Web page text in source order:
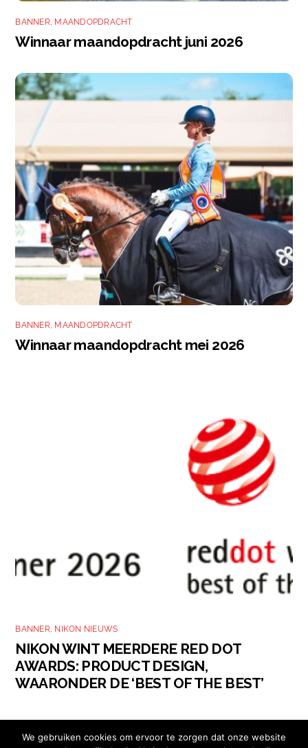
BANNER, MAANDOPDRACHT
Winnaar maandopdracht juni 2026
BANNER, MAANDOPDRACHT
Winnaar maandopdracht mei 2026
BANNER NIKON NIEUWS
NIKON WINT MEERDERE RED DOT
AWARDS: PRODUCT DESIGN,
WAARONDER DE ‘BEST OF THE BEST’
We gebruiken cookies om ervoor te zorgen dat onze website